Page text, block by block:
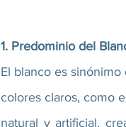
1. Predominio del
El blanco es
colores claros, como
natural y artificial,